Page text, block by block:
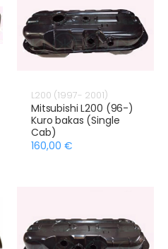
L200 (1997- 2001)
Mitsubishi L200 (96-)
Kuro bakas (Single
Cab)
160,00 €